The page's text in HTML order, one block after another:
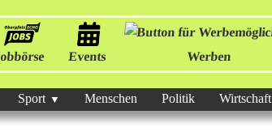
Events Werben
Sport Menschen Politik Wirtschaft